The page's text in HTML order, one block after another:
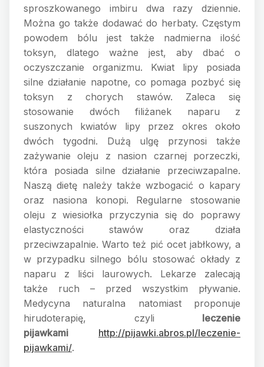
sproszkowanego imbiru dwa razy dziennie.
Można go także dodawać do herbaty. Częstym
powodem bólu jest także nadmierna ilość
toksyn, dlatego ważne jest, aby dbać o
oczyszczanie organizmu. Kwiat lipy posiada
silne działanie napotne, co pomaga pozbyć się
toksyn z chorych stawów. Zaleca się
stosowanie dwóch filiżanek naparu z
suszonych kwiatów lipy przez okres około
dwóch tygodni. Dużą ulgę przynosi także
zażywanie oleju z nasion czarnej porzeczki,
która posiada silne działanie przeciwzapalne.
Naszą dietę należy także wzbogacić o kapary
oraz nasiona konopi. Regularne stosowanie
oleju z wiesiołka przyczynia się do poprawy
elastyczności stawów oraz działa
przeciwzapalnie. Warto też pić ocet jabłkowy, a
w przypadku silnego bólu stosować okłady z
naparu z liści laurowych. Lekarze zalecają
także ruch – przed wszystkim pływanie.
Medycyna naturalna natomiast proponuje
hirudoterapię, czyli leczenie
pijawkami http://pijawki.abros.pl/leczenie-
pijawkami/.